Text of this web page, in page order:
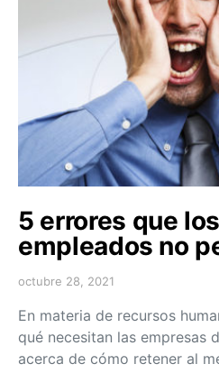
5 errores que
empleados no
octubre 28, 2021
En materia de recursos
qué necesitan las empresas
acerca de cómo retener al